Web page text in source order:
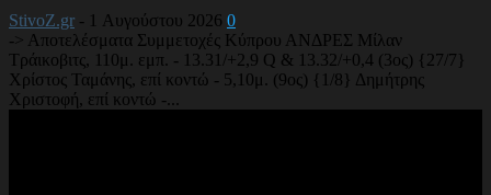
StivoZ.gr - 1 Αυγούστου 2026 0
-> Αποτελέσματα Συμμετοχές Κύπρου ΑΝΔΡΕΣ Μίλαν
Τράικοβιτς, 110μ. εμπ. - 13.31/+2,9 Q & 13.32/+0,4 (3ος) {27/7}
Χρίστος Ταμάνης, επί κοντώ - 5,10μ. (9ος) {1/8} Δημήτρης
Χριστοφή, επί κοντώ -...